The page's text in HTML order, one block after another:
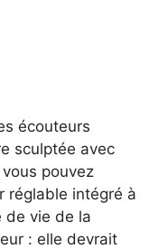
écouteurs
sculptée avec
pouvez
réglable intégré à
de vie de la
: elle devrait